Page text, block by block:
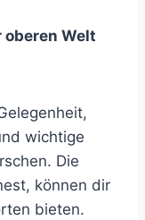
oberen Welt
wichtige
Die
können dir
bieten.